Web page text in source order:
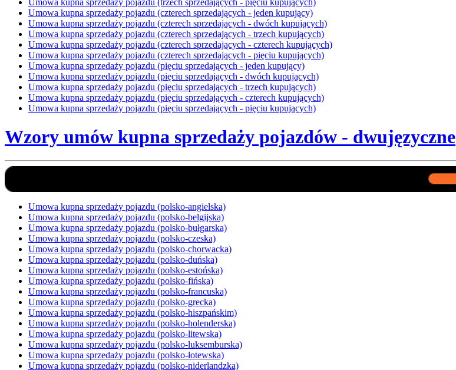
Umowa kupna sprzedaży pojazdu (czterech sprzedających - jeden kupujący)
Umowa kupna sprzedaży pojazdu (czterech sprzedających - dwóch kupujących)
Umowa kupna sprzedaży pojazdu (czterech sprzedających - trzech kupujących)
Umowa kupna sprzedaży pojazdu (czterech sprzedających - czterech kupujących)
Umowa kupna sprzedaży pojazdu (czterech sprzedających - pięciu kupujących)
Umowa kupna sprzedaży pojazdu (pięciu sprzedających - jeden kupujący)
Umowa kupna sprzedaży pojazdu (pięciu sprzedających - dwóch kupujących)
Umowa kupna sprzedaży pojazdu (pięciu sprzedających - trzech kupujących)
Umowa kupna sprzedaży pojazdu (pięciu sprzedających - czterech kupujących)
Umowa kupna sprzedaży pojazdu (pięciu sprzedających - pięciu kupujących)
Wzory umów kupna sprzedaży pojazdów - dwujęzyczne
Umowa kupna sprzedaży pojazdu (polsko-angielska)
Umowa kupna sprzedaży pojazdu (polsko-belgijska)
Umowa kupna sprzedaży pojazdu (polsko-bułgarska)
Umowa kupna sprzedaży pojazdu (polsko-czeska)
Umowa kupna sprzedaży pojazdu (polsko-chorwacka)
Umowa kupna sprzedaży pojazdu (polsko-duńska)
Umowa kupna sprzedaży pojazdu (polsko-estońska)
Umowa kupna sprzedaży pojazdu (polsko-fińska)
Umowa kupna sprzedaży pojazdu (polsko-francuska)
Umowa kupna sprzedaży pojazdu (polsko-grecka)
Umowa kupna sprzedaży pojazdu (polsko-hiszpańskim)
Umowa kupna sprzedaży pojazdu (polsko-holenderska)
Umowa kupna sprzedaży pojazdu (polsko-litewska)
Umowa kupna sprzedaży pojazdu (polsko-luksemburska)
Umowa kupna sprzedaży pojazdu (polsko-łotewska)
Umowa kupna sprzedaży pojazdu (polsko-niderlandzka)